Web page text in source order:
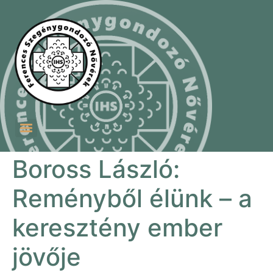
Boross László:
Reményből élünk – a
keresztény ember
jövője